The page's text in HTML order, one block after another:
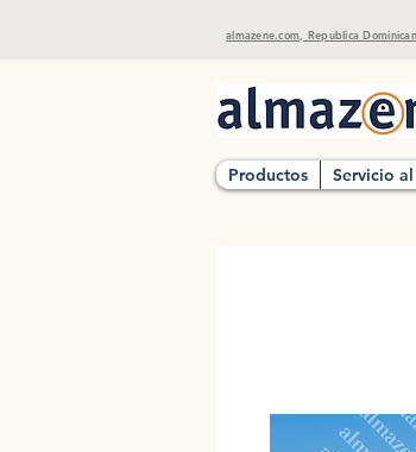
almazene.com, Republica
Productos Servicio